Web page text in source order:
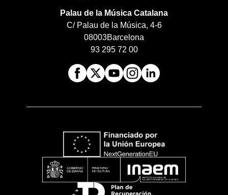
Palau de la Música Catalana
C/ Palau de la Música, 4-6
08003Barcelona
93 295 72 00